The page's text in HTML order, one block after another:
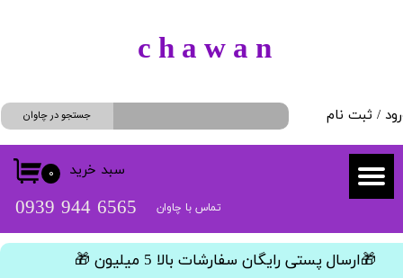
/ ثبت نام
سفارشات
خروج از حساب کاربری
جستجو در چاوان
​​6565 944 0939 تماس با چاوان
۰ سبد خرید
​c h a w a n
​🎁ارسال پستی رایگان سفارشات بالا 5 میلیون 🎁​​​​​​​